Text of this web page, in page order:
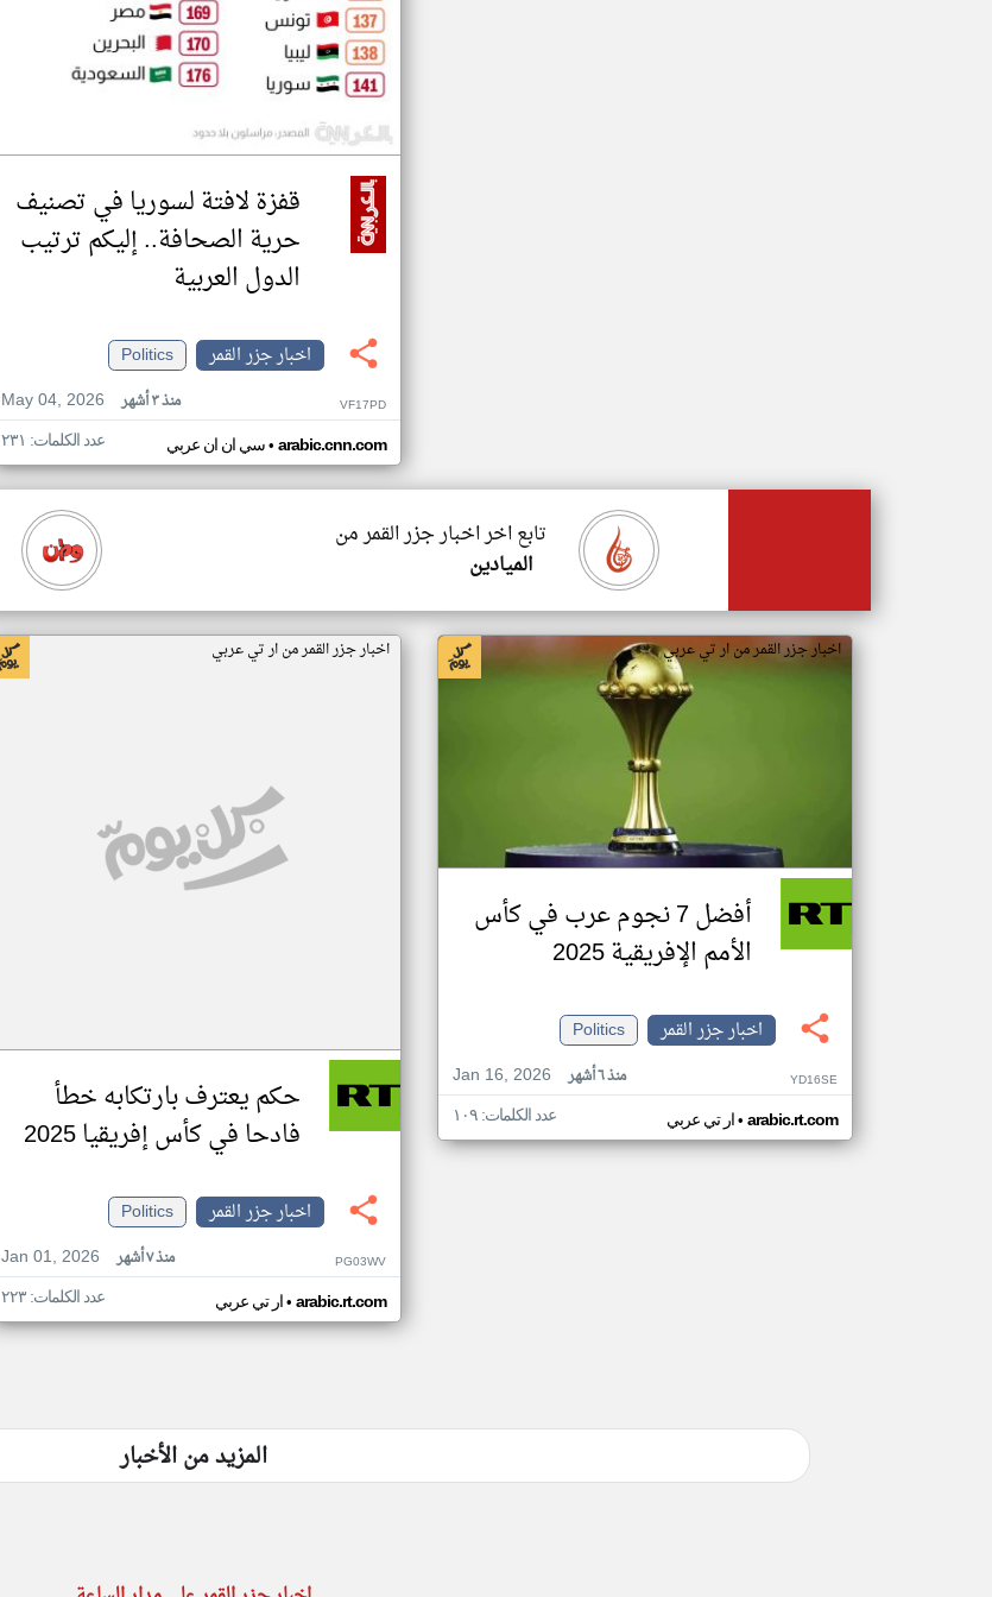
قفزة لافتة لسوريا في تصنيف
حرية الصحافة.. إليكم ترتيب
الدول العربية
اخبار جزر القمر
Politics
May 04, 2026
منذ ٣ أشهر VF17PD
سي ان ان عربي• arabic.cnn.com عدد الكلمات: ٢٣١
تابع اخر اخبار جزر القمر من
الميادين
اخبار جزر القمر من ار تي عربي
أفضل 7 نجوم عرب في كأس
الأمم الإفريقية 2025
اخبار جزر القمر
Politics
Jan 16, 2026
منذ ٦ أشهر YD16SE
ار تي عربي• arabic.rt.com عدد الكلمات: ١٠٩
اخبار جزر القمر من ار تي عربي
حكم يعترف بارتكابه خطأ
فادحا في كأس إفريقيا 2025
اخبار جزر القمر
Politics
Jan 01, 2026
منذ ٧ أشهر PG03WV
ار تي عربي• arabic.rt.com عدد الكلمات: ٢٢٣
المزيد من الأخبار